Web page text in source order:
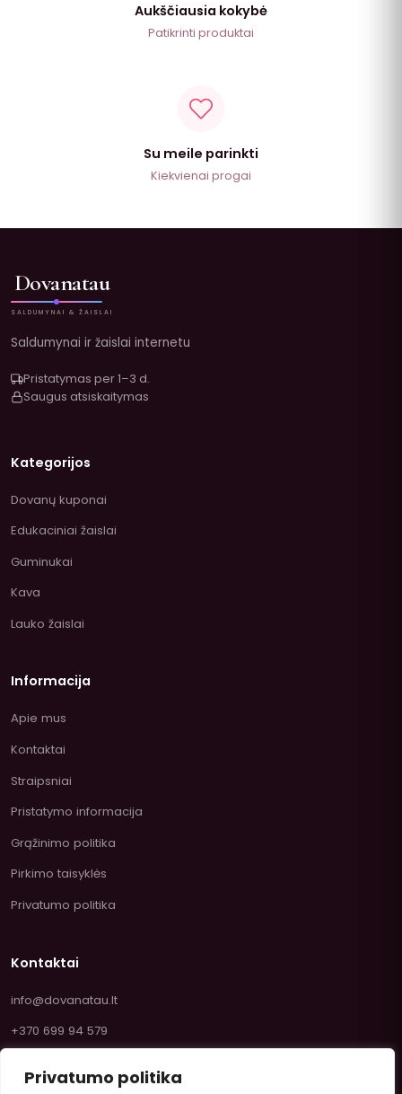
Privatumo politika
Aukščiausia kokybė
Patikrinti produktai
Su meile parinkti
Kiekvienai progai
Dovanatau
SALDUMYNAI & ŽAISLAI
Saldumynai ir žaislai internetu
Pristatymas per 1–3 d.
Saugus atsiskaitymas
Kategorijos
Dovanų kuponai
Edukaciniai žaislai
Guminukai
Kava
Lauko žaislai
Informacija
Apie mus
Kontaktai
Straipsniai
Pristatymo informacija
Grąžinimo politika
Pirkimo taisyklės
Privatumo politika
Kontaktai
info@dovanatau.lt
+370 699 94 579